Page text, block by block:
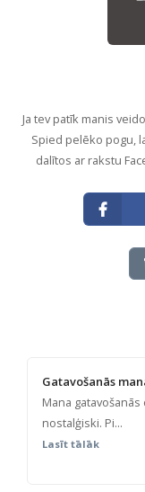
Ja tev patīk manis
Spied pelēko pogu,
dalītos ar rakstu
Gatavošanās
Mana
nostalģiski. Pi...
Lasīt tālāk